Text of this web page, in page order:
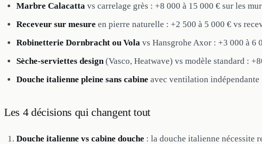
Marbre Calacatta vs carrelage grès : +8 000 à 15 000 € sur les
Receveur sur mesure en pierre naturelle : +2 500 à 5 000 € vs
Robinetterie Dornbracht ou Vola vs Hansgrohe Axor : +3 000 à 6
Sèche-serviettes design(Vasco, Heatwave) vs modèle standard :
Douche italienne pleine sans cabine avec ventilation
Les 4 décisions qui changent tout
Douche italienne vs cabine douche : la douche italienne nécessite